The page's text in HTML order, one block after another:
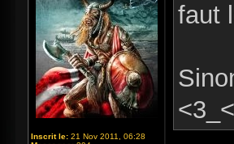
Inscrit le: 21 Nov 2011, 06:28
faut